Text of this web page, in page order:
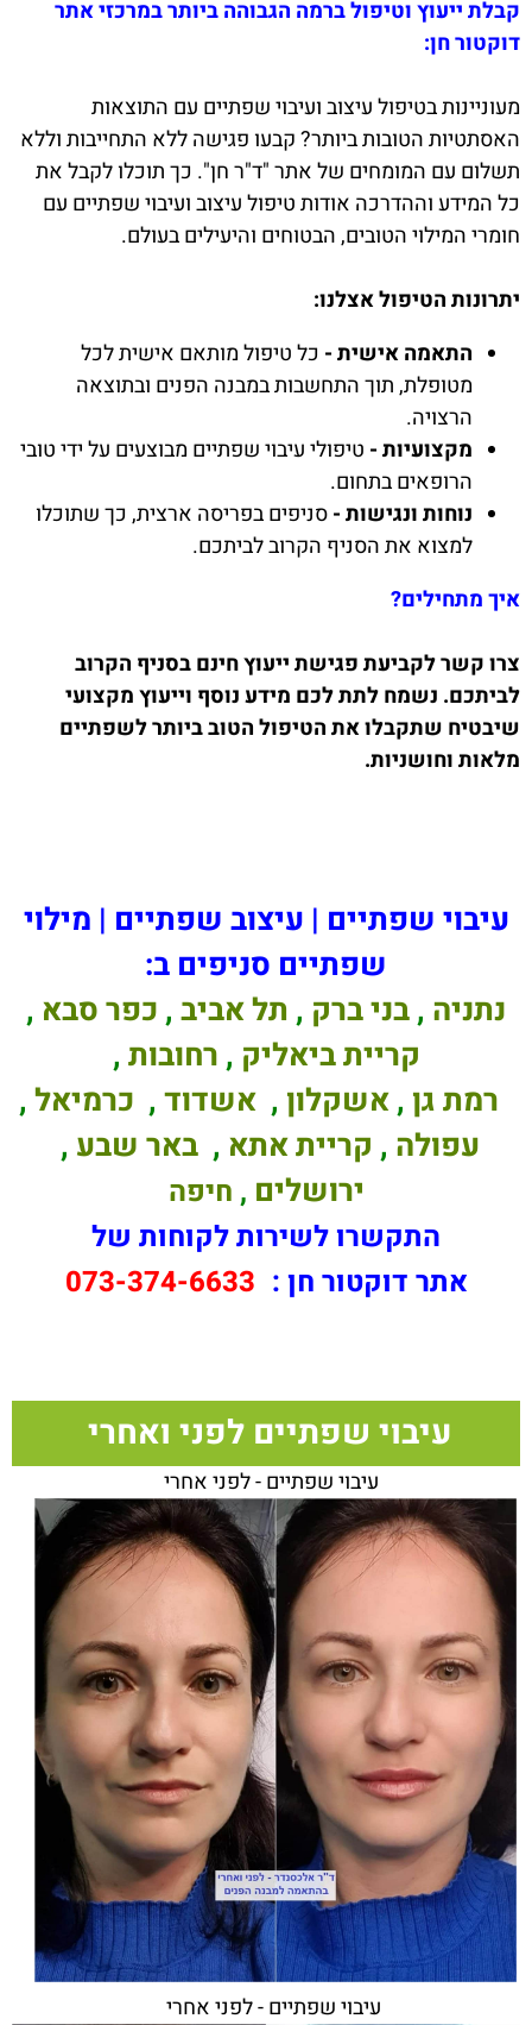
קבלת ייעוץ וטיפול ברמה הגבוהה ביותר במרכזי אתר
דוקטור חן:
מעוניינות בטיפול עיצוב ועיבוי שפתיים עם התוצאות
האסתטיות הטובות ביותר? קבעו פגישה ללא התחייבות וללא
תשלום עם המומחים של אתר "ד"ר חן". כך תוכלו לקבל את
כל המידע וההדרכה אודות טיפול עיצוב ועיבוי שפתיים עם
חומרי המילוי הטובים, הבטוחים והיעילים בעולם.
יתרונות הטיפול אצלנו:
התאמה אישית - כל טיפול מותאם אישית לכל
מטופלת, תוך התחשבות במבנה הפנים ובתוצאה
הרצויה.
מקצועיות - טיפולי עיבוי שפתיים מבוצעים על ידי טובי
הרופאים בתחום.
נוחות ונגישות -סניפים בפריסה ארצית, כך שתוכלו
למצוא את הסניף הקרוב לביתכם.
איך מתחילים?
צרו קשר לקביעת פגישת ייעוץ חינם בסניף הקרוב
לביתכם. נשמח לתת לכם מידע נוסף וייעוץ מקצועי
שיבטיח שתקבלו את הטיפול הטוב ביותר לשפתיים
מלאות וחושניות.
עיבוי שפתיים | עיצוב שפתיים | מילוי
שפתיים סניפים ב:
נתניה ,בני ברק , תל אביב , כפר סבא ,
קריית ביאליק , רחובות ,
רמת גן ,אשקלון , אשדוד , כרמיאל ,
עפולה , קריית אתא ,באר שבע ,
ירושלים , חיפה
התקשרו לשירות לקוחות של
אתר דוקטור חן : 073-374-6633
עיבוי שפתיים לפני ואחרי
עיבוי שפתיים - לפני אחרי
עיבוי שפתיים - לפני אחרי